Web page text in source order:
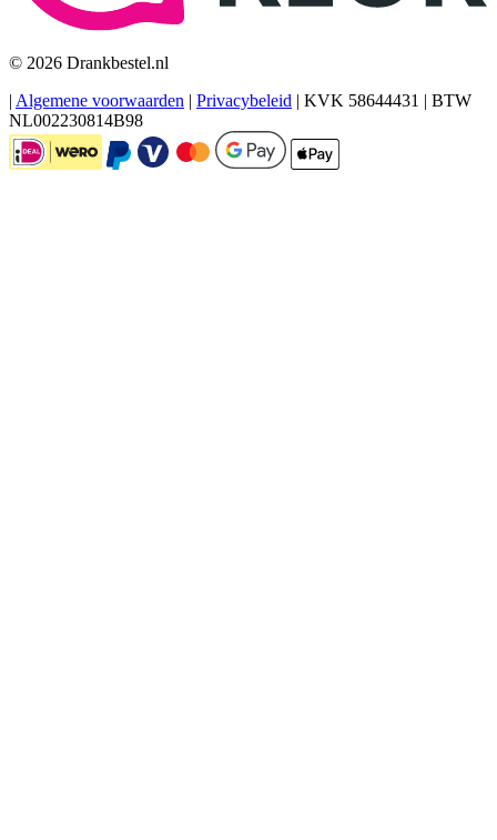
© 2026 Drankbestel.nl
| Algemene voorwaarden | Privacybeleid | KVK 58644431 | BTW
NL002230814B98